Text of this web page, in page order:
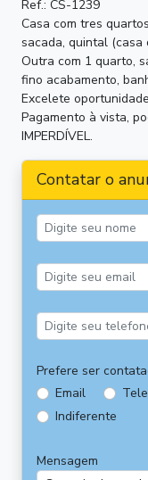
Ref.: CS-1239
Casa com tres
sacada, quintal (casa
Outra com 1 quarto,
fino acabamento,
Excelete
Pagamento à vista,
IMPERDÍVEL.
Contatar o
Prefere ser
Email
Indiferente
Mensagem